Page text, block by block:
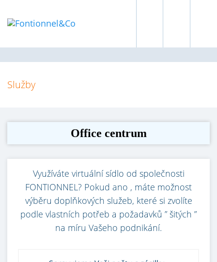
Služby
Office centrum
Využíváte virtuální sídlo od společnosti
FONTIONNEL? Pokud ano , máte možnost
výběru doplňkových služeb, které si zvolíte
podle vlastních potřeb a požadavků ” šitých ”
na míru Vašeho podnikání.